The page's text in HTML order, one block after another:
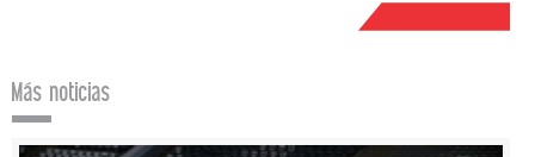
Más noticias